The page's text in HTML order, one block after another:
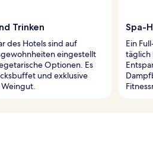
Trinken
des Hotels sind auf
eingestellt
Optionen. Es
und exklusive
Spa-
Ein
täglich